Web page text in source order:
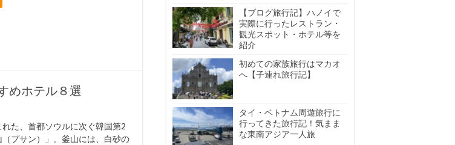
めホテル８選
た、首都ソウルに次ぐ韓国第2
プサン）」。釜山には、白砂の
【ブログ旅行記】ハノイで
実際に行ったレストラン・
観光スポット・ホテル等を
紹介
初めての家族旅行はマカオ
へ【子連れ旅行記】
タイ・ベトナム周遊旅行に
行ってきた旅行記！気まま
な東南アジア一人旅